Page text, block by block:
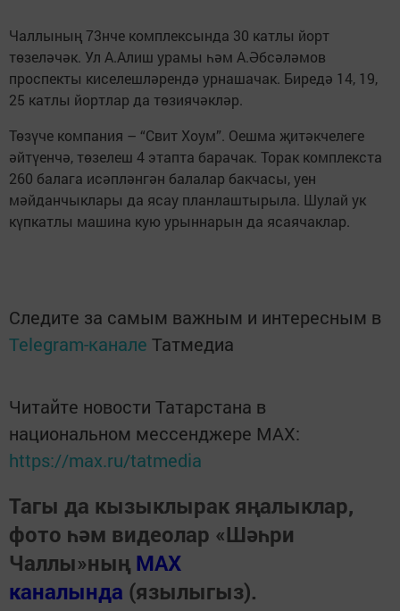
Чаллының 73нче комплексында 30 катлы йорт
төзеләчәк. Ул А.Алиш урамы һәм А.Әбсәләмов
проспекты киселешләрендә урнашачак. Биредә 14, 19,
25 катлы йортлар да төзиячәкләр.
Төзүче компания – “Свит Хоум”. Оешма җитәкчелеге
әйтүенчә, төзелеш 4 этапта барачак. Торак комплекста
260 балага исәпләнгән балалар бакчасы, уен
мәйданчыклары да ясау планлаштырыла. Шулай ук
күпкатлы машина кую урыннарын да ясаячаклар.
Следите за самым важным и интересным в
Telegram-канале Татмедиа
Читайте новости Татарстана в
национальном мессенджере MАХ:
https://max.ru/tatmedia
Тагы да кызыклырак яңалыклар,
фото һәм видеолар «Шәһри
Чаллы»ның MAX
каналында (язылыгыз).